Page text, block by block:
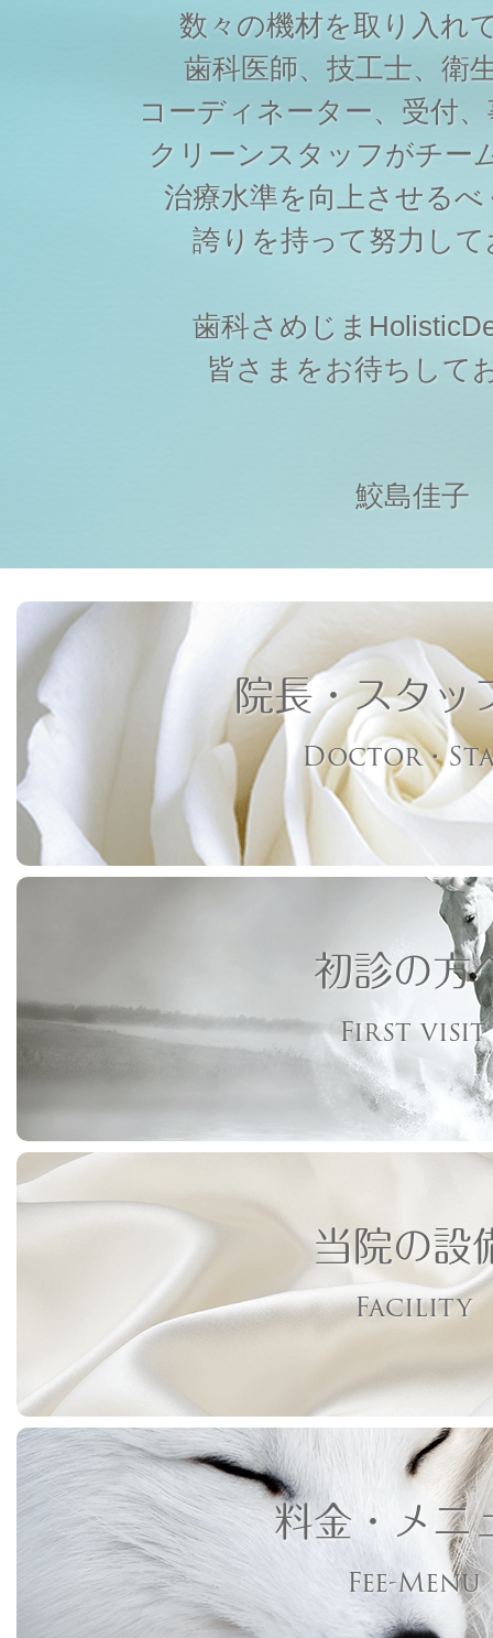
数々の機材を取り入れ
歯科医師、技工士、衛
コーディネーター、受付
クリーンスタッフがチー
治療水準を向上させる
誇りを持って努力し
歯科さめじま
皆さまをお待ちして
鮫島佳子
院長・スタッ
Doctor・
初診の方
First visit
当院の設
Facility
料金・メニ
Fee-Menu